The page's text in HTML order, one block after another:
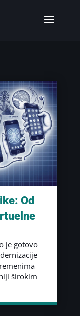
Od
je gotovo
širokim